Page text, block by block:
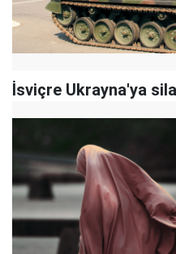
İsviçre Ukrayna'ya